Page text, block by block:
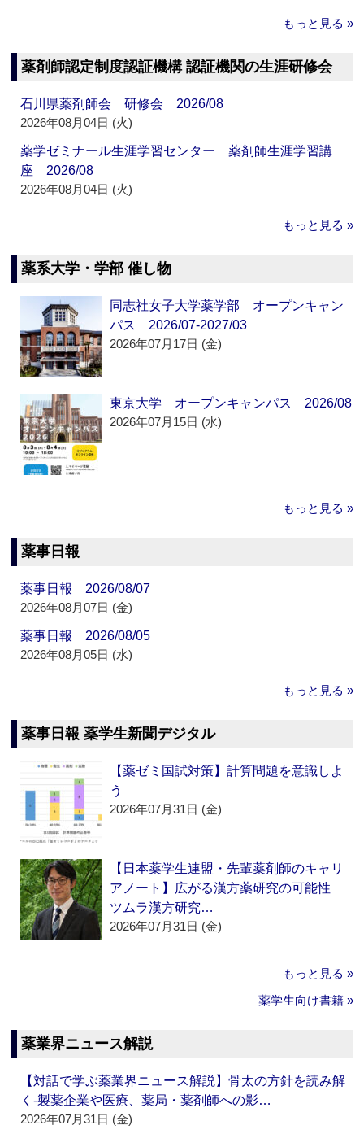
もっと見る »
薬剤師認定制度認証機構 認証機関の生涯研修会
石川県薬剤師会 研修会 2026/08
2026年08月04日 (火)
薬学ゼミナール生涯学習センター 薬剤師生涯学習講
座 2026/08
2026年08月04日 (火)
もっと見る »
薬系大学・学部 催し物
同志社女子大学薬学部 オープンキャン
パス 2026/07-2027/03
2026年07月17日 (金)
東京大学 オープンキャンパス 2026/08
2026年07月15日 (水)
もっと見る »
薬事日報
薬事日報 2026/08/07
2026年08月07日 (金)
薬事日報 2026/08/05
2026年08月05日 (水)
もっと見る »
薬事日報 薬学生新聞デジタル
【薬ゼミ国試対策】計算問題を意識しよ
う
2026年07月31日 (金)
【日本薬学生連盟・先輩薬剤師のキャリ
アノート】広がる漢方薬研究の可能性
ツムラ漢方研究…
2026年07月31日 (金)
もっと見る »
薬学生向け書籍 »
薬業界ニュース解説
【対話で学ぶ薬業界ニュース解説】骨太の方針を読み解
く‐製薬企業や医療、薬局・薬剤師への影…
2026年07月31日 (金)